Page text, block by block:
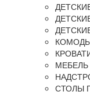
СТОЛЫ